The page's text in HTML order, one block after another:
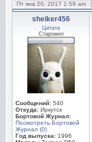
Пт янв 20, 2017 1:59 am
sheiker456
Цитата
Старожил
Сообщений: 540
Откуда: Иркутск
Бортовой Журнал:
Посмотреть Бортовой
Журнал (0)
Год выпуска: 1996